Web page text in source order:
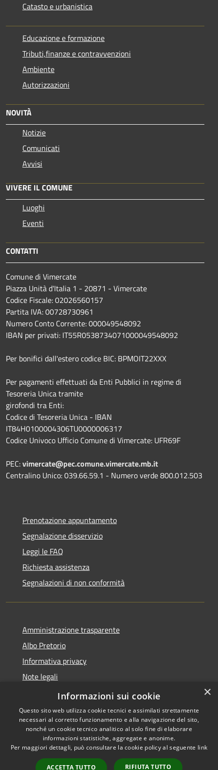
Catasto e urbanistica
Educazione e formazione
Tributi,finanze e contravvenzioni
Ambiente
Autorizzazioni
NOVITÀ
Notizie
Comunicati
Avvisi
VIVERE IL COMUNE
Luoghi
Eventi
CONTATTI
Comune di Vimercate
Piazza Unità d'Italia 1 - 20871 - Vimercate
Codice Fiscale: 02026560157
Partita IVA: 00728730961
Numero Conto Corrente: 000049548092
IBAN per privati: IT55R0538734071000049548092
Per bonifici dall'estero codice BIC: BPMOIT22XXX
Per pagamenti effettuati da Enti Pubblici in regime di
Tesoreria Unica tramite
girofondi tra Enti:
Codice di Tesoreria Unica - IBAN
IT84H0100004306TU0000006317
Codice Univoco Ufficio Comune di Vimercate: UFR69F
PEC:vimercate@pec.comune.vimercate.mb.it
Centralino Unico: 039.66.59.1 - Numero verde 800.012.503
Prenotazione appuntamento
Segnalazione disservizio
Leggi le FAQ
Richiesta assistenza
Segnalazioni di non conformità
Amministrazione trasparente
Albo Pretorio
Informativa privacy
Note legali
Dichiarazione di accessibilità
Accessibilità
Copyright © 2026 • Città di
Vimercate • Powered by
Municipium• Accesso
×
Informazioni sui cookie
Questo sito web utilizza cookie tecnici e assimilati strettamente
necessari al corretto funzionamento e alla navigazione del sito,
nonché un cookie tecnico analitico al solo fine di elaborare
informazioni statistiche, aggregate e anonime.
Per maggiori dettagli, può consultare la cookie policy al seguente link
ACCETTA TUTTO RIFIUTA TUTTO